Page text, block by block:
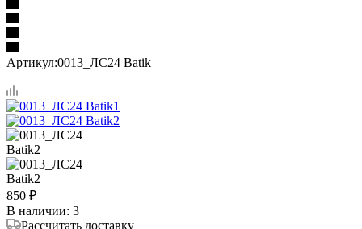
Артикул:0013_ЛС24 Batik
850 ₽
В наличии: 3
Рассчитать доставку